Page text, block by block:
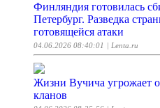
Финляндия готовилась
Петербург. Разведка
готовящейся атаки
04.06.2026 08:40:01 | Lenta.ru
Жизни Вучича угрожает
кланов